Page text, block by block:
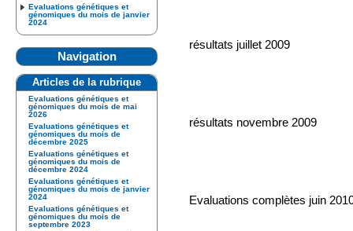
résultats juillet 2009
résultats novembre 2009
Evaluations complètes juin
Evaluations génétiques et
génomiques du mois de janvier
2024
Navigation
Articles de la rubrique
Evaluations génétiques et
génomiques du mois de mai
2026
Evaluations génétiques et
génomiques du mois de
décembre 2025
Evaluations génétiques et
génomiques du mois de
décembre 2024
Evaluations génétiques et
génomiques du mois de janvier
2024
Evaluations génétiques et
génomiques du mois de
septembre 2023